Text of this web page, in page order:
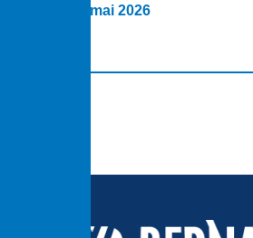
22 mai 2026